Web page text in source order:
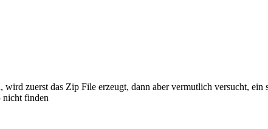
zuerst das Zip File erzeugt, dann aber vermutlich versucht, ein
nicht finden